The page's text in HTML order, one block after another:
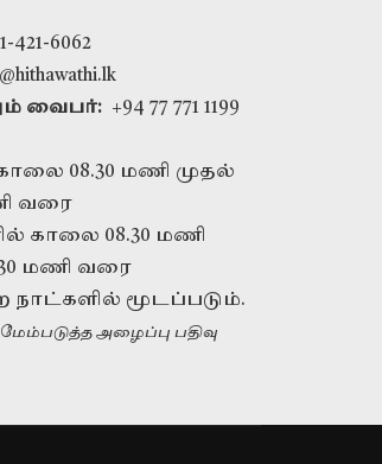
421-6062
வைபர்: +94 77 771 1199
08.30 மணி முதல்
வரை
காலை 08.30 மணி
மணி வரை
நாட்களில் மூடப்படும்.
அழைப்பு பதிவு